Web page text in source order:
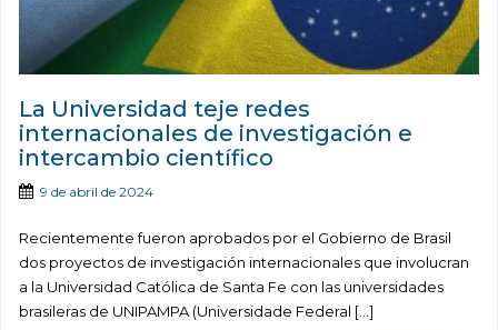
La Universidad teje redes
internacionales de investigación e
intercambio científico
9 de abril de 2024
Recientemente fueron aprobados por el Gobierno de Brasil
dos proyectos de investigación internacionales que involucran
a la Universidad Católica de Santa Fe con las universidades
brasileras de UNIPAMPA (Universidade Federal […]